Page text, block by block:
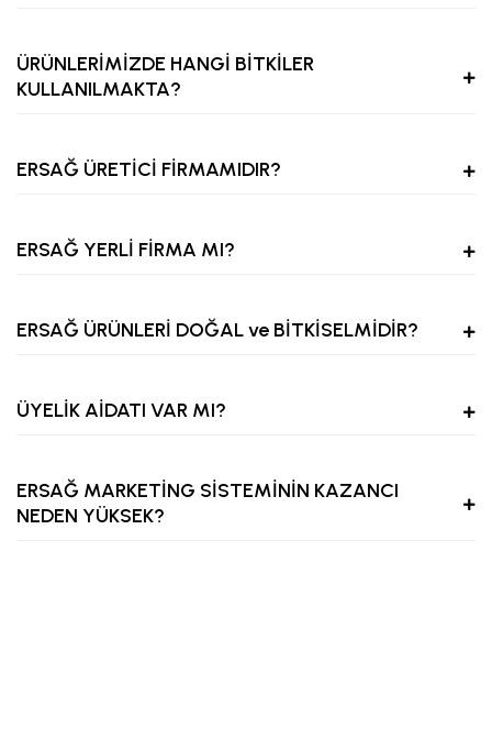
ÜRÜNLERİMİZDE HANGİ BİTKİLER
KULLANILMAKTA?
ERSAĞ ÜRETİCİ FİRMAMIDIR?
ERSAĞ YERLİ FİRMA MI?
ERSAĞ ÜRÜNLERİ DOĞAL ve BİTKİSELMİDİR?
ÜYELİK AİDATI VAR MI?
ERSAĞ MARKETİNG SİSTEMİNİN KAZANCI
NEDEN YÜKSEK?